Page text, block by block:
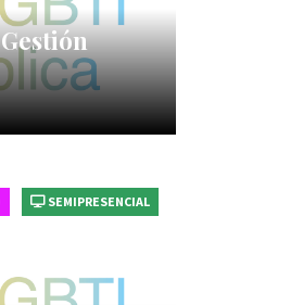
SEMIPRESENCIAL